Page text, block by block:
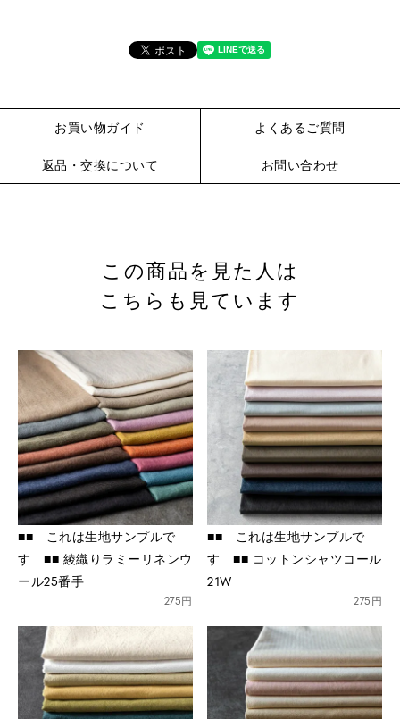
※詳しくはこちら
※詳しくはこちら
お買い物ガイド よくあるご質問
返品・交換について お問い合わせ
この商品を見た人は
こちらも見ています
■■ これは生地サンプルで
す ■■ 綾織りラミーリネンウ
ール25番手
275円
■■ これは生地サンプルで
す ■■ コットンシャツコール
21W
275円